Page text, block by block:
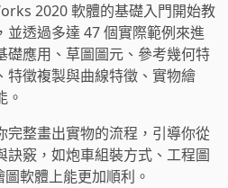
2020 軟體的基礎入門開始教
並透過多達 47 個實際範例來進
礎應用、草圖圖元、參考幾何特
特徵複製與曲線特徵、實物繪
。
完整畫出實物的流程，引導你從
訣竅，如炮車組裝方式、工程圖
軟體上能更加順利。